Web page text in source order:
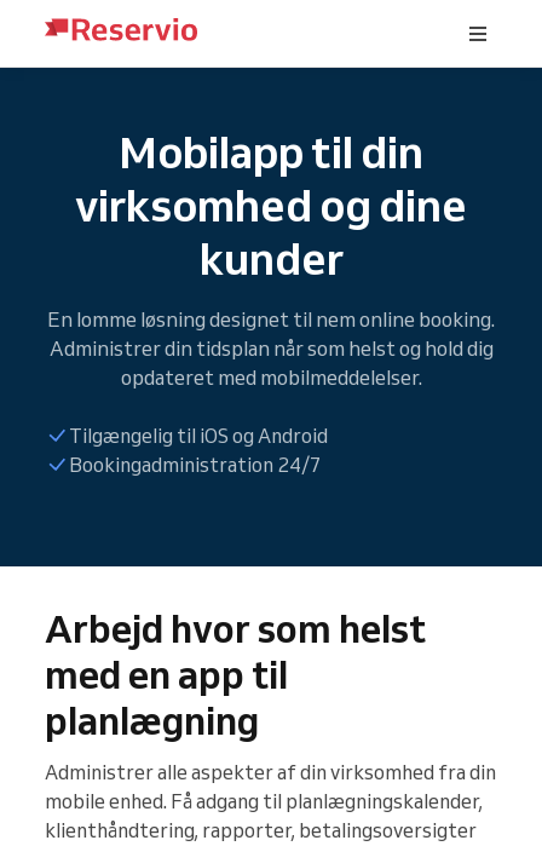
Mobilapp til din
virksomhed og dine
kunder
En lomme løsning designet til nem online booking.
Administrer din tidsplan når som helst og hold dig
opdateret med mobilmeddelelser.
Tilgængelig til iOS og Android
Bookingadministration 24/7
Arbejd hvor som helst
med en app til
planlægning
Administrer alle aspekter af din virksomhed fra din
mobile enhed. Få adgang til planlægningskalender,
klienthåndtering, rapporter, betalingsoversigter